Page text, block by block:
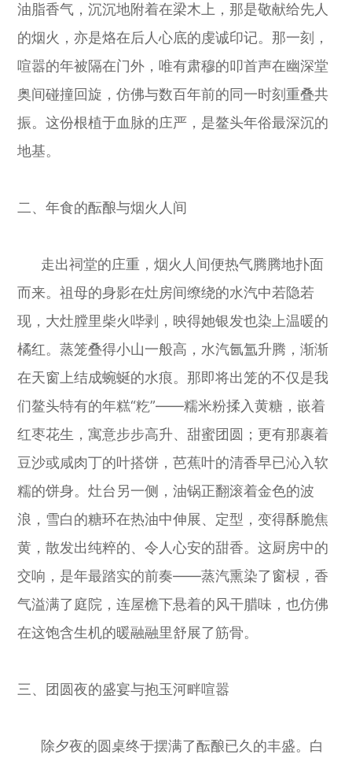
油脂香气，沉沉地附着在梁木上，那是敬献给先人
的烟火，亦是烙在后人心底的虔诚印记。那一刻，
喧嚣的年被隔在门外，唯有肃穆的叩首声在幽深堂
奥间碰撞回旋，仿佛与数百年前的同一时刻重叠共
振。这份根植于血脉的庄严，是鳌头年俗最深沉的
地基。
二、年食的酝酿与烟火人间
走出祠堂的庄重，烟火人间便热气腾腾地扑面
而来。祖母的身影在灶房间缭绕的水汽中若隐若
现，大灶膛里柴火哔剥，映得她银发也染上温暖的
橘红。蒸笼叠得小山一般高，水汽氤氲升腾，渐渐
在天窗上结成蜿蜒的水痕。那即将出笼的不仅是我
们鳌头特有的年糕“籺”——糯米粉揉入黄糖，嵌着
红枣花生，寓意步步高升、甜蜜团圆；更有那裹着
豆沙或咸肉丁的叶搭饼，芭蕉叶的清香早已沁入软
糯的饼身。灶台另一侧，油锅正翻滚着金色的波
浪，雪白的糖环在热油中伸展、定型，变得酥脆焦
黄，散发出纯粹的、令人心安的甜香。这厨房中的
交响，是年最踏实的前奏——蒸汽熏染了窗棂，香
气溢满了庭院，连屋檐下悬着的风干腊味，也仿佛
在这饱含生机的暖融融里舒展了筋骨。
三、团圆夜的盛宴与抱玉河畔喧嚣
除夕夜的圆桌终于摆满了酝酿已久的丰盛。白